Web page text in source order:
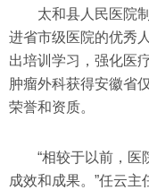
太和县人民医院
进省市级医院的优秀
出培训学习，强化医
肿瘤外科获得安徽省
荣誉和资质。
“相较于以前，医
成效和成果。”任云